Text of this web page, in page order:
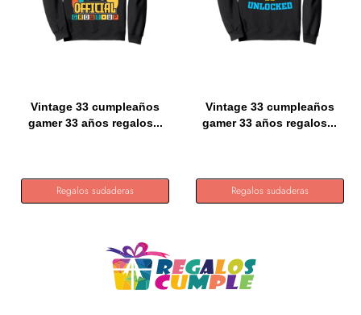
Vintage 33 cumpleaños
gamer 33 años regalos...
Regalos sudaderas
Vintage 33 cumpleaños
gamer 33 años regalos...
Regalos sudaderas